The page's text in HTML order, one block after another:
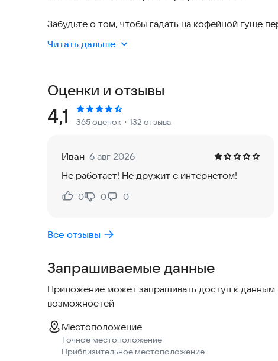
Забудьте о том, чтобы гадать на кофейной гуще
стоимость и время маршрута в любом городе
видите стоимость и время в пути!
🔹 Умный радар — видите актуальные цены
никаких сюрпризов!
Расчёты носят справочный характер.
Читать дальше
Оценки и отзывы
Рейтинг:
4,1 365 оценок ・132 отзыва
Иван 6 авг 2026
Не работает! Не дружит с интернетом!
Нравится:
0
Не нравится:
0 0
Все отзывы
Запрашиваемые данные
Приложение может запрашивать доступ к
возможностей
Местоположение
Точное местоположение
Приблизительное местоположение